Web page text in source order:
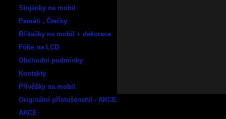
Stojánky na mobil
Paměti , Čtečky
Blikačky na mobil + dekorace
Fólie na LCD
Obchodní podmínky
Kontakty
Přívěšky na mobil
Originální příslušenství - AKCE
AKCE